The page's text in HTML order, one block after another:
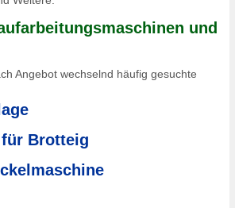
und
Angebot wechselnd häufig gesuchte
Brotteig